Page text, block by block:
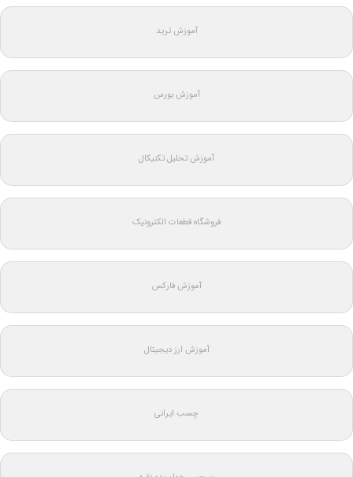
آموزش ترید
آموزش بورس
آموزش تحلیل تکنیکال
فروشگاه قطعات الکترونیک
آموزش فارکس
آموزش ارز دیجیتال
چسب ایرانی